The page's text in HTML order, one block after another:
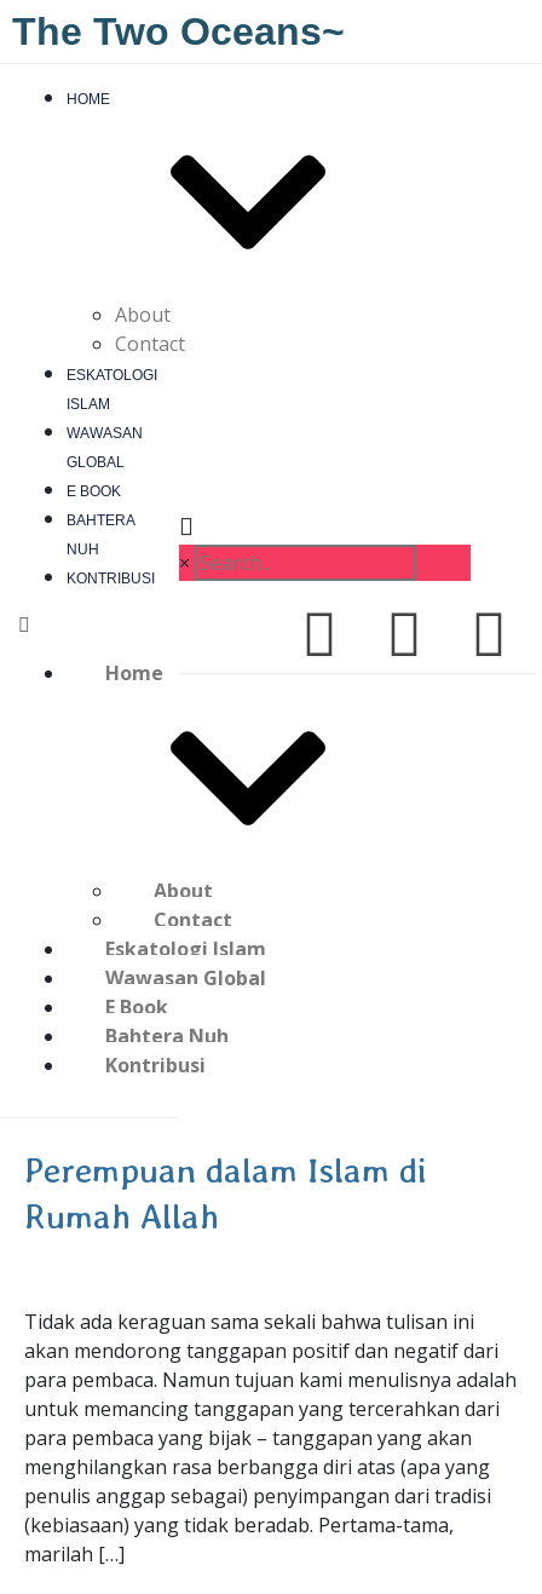
The Two Oceans~
HOME
About
Contact
ESKATOLOGI
ISLAM
WAWASAN
GLOBAL
E BOOK
BAHTERA
NUH
KONTRIBUSI
Home
About
Contact
Eskatologi Islam
Wawasan Global
E Book
Bahtera Nuh
Kontribusi
×
Perempuan dalam Islam di
Rumah Allah
Tidak ada keraguan sama sekali bahwa tulisan ini
akan mendorong tanggapan positif dan negatif dari
para pembaca. Namun tujuan kami menulisnya adalah
untuk memancing tanggapan yang tercerahkan dari
para pembaca yang bijak – tanggapan yang akan
menghilangkan rasa berbangga diri atas (apa yang
penulis anggap sebagai) penyimpangan dari tradisi
(kebiasaan) yang tidak beradab. Pertama-tama,
marilah […]